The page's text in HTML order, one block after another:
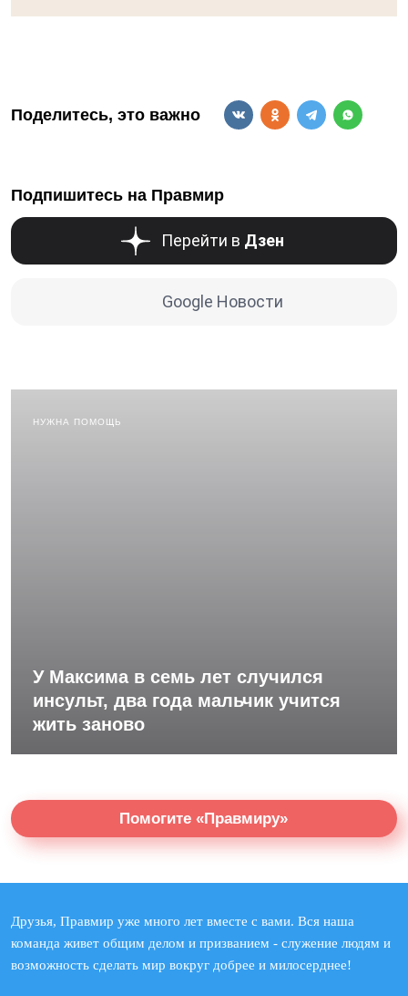
Поделитесь, это важно
Подпишитесь на Правмир
Перейти в Дзен
Google Новости
НУЖНА ПОМОЩЬ
У Максима в семь лет случился
инсульт, два года мальчик учится
жить заново
Помогите «Правмиру»
Друзья, Правмир уже много лет вместе с вами. Вся наша
команда живет общим делом и призванием - служение людям и
возможность сделать мир вокруг добрее и милосерднее!